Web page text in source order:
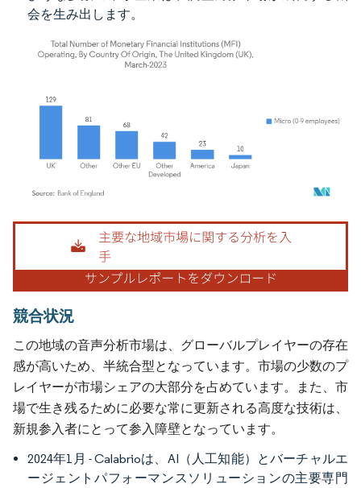
会を生み出します。
画像 © Mordor Intelligence。再利用にはCC BY 4.0の表示が必要です。
競合状況
この地域の音声分析市場は、グローバルプレイヤーの存在
感が高いため、半統合型となっています。市場の少数のプ
レイヤーが市場シェアの大部分を占めています。また、市
場で生き残るために必要な常に更新される高度な技術は、
新規参入者にとって参入障壁となっています。
2024年1月 - Calabrioは、AI（人工知能）とバーチャルエ
ージェントパフォーマンスソリューションの主要専門